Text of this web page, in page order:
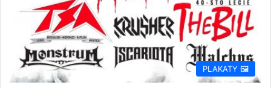
PLAKATY 🖼️